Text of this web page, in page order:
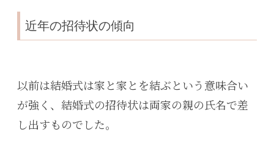
近年の招待状の傾向
以前は結婚式は家と家とを結ぶという意味合い
が強く、結婚式の招待状は両家の親の氏名で差
し出すものでした。